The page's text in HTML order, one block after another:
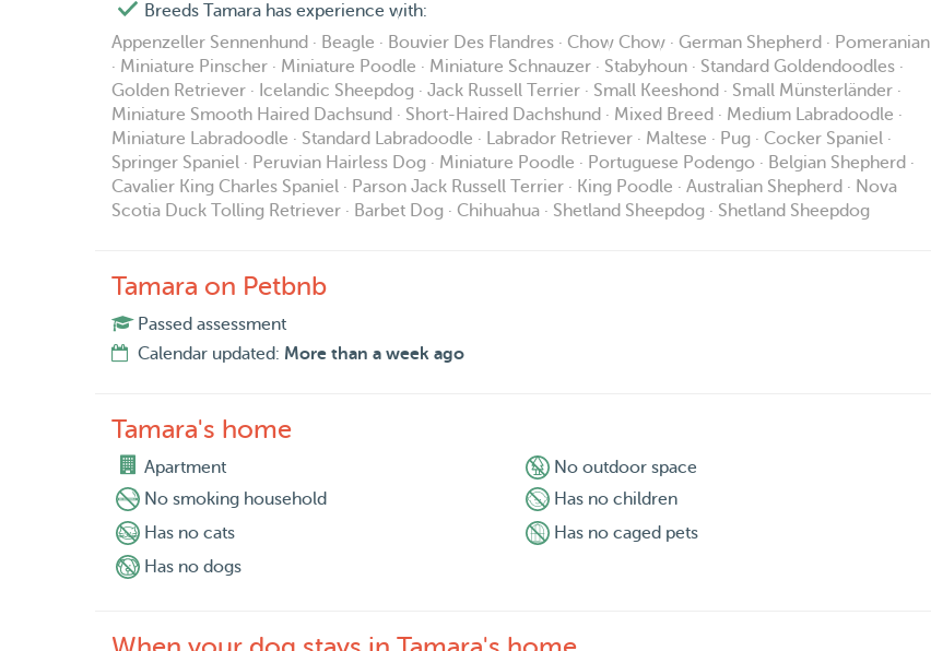
Breeds Tamara has experience with:
Appenzeller Sennenhund · Beagle · Bouvier Des Flandres · Chow Chow · German Shepherd · Pomeranian
· Miniature Pinscher · Miniature Poodle · Miniature Schnauzer · Stabyhoun · Standard Goldendoodles ·
Golden Retriever · Icelandic Sheepdog · Jack Russell Terrier · Small Keeshond · Small Münsterländer ·
Miniature Smooth Haired Dachsund · Short-Haired Dachshund · Mixed Breed · Medium Labradoodle ·
Miniature Labradoodle · Standard Labradoodle · Labrador Retriever · Maltese · Pug · Cocker Spaniel ·
Springer Spaniel · Peruvian Hairless Dog · Miniature Poodle · Portuguese Podengo · Belgian Shepherd ·
Cavalier King Charles Spaniel · Parson Jack Russell Terrier · King Poodle · Australian Shepherd · Nova
Scotia Duck Tolling Retriever · Barbet Dog · Chihuahua · Shetland Sheepdog · Shetland Sheepdog
Tamara on Petbnb
Passed assessment
Calendar updated: More than a week ago
Tamara's home
Apartment
No outdoor space
No smoking household
Has no children
Has no cats
Has no caged pets
Has no dogs